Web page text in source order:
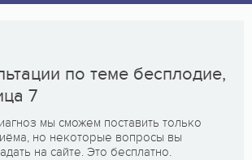
по теме бесплодие,
7
мы сможем поставить только
но некоторые вопросы вы
на сайте. Это бесплатно.